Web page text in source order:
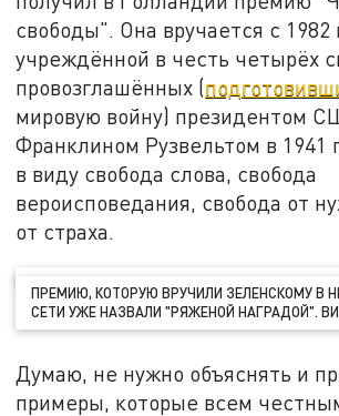
свободы". Она вручается с 1982
учреждённой в честь четырёх
провозглашённых (
мировую войну) президентом
Франклином Рузвельтом в 1941
в виду свобода слова, свобода
вероисповедания, свобода от
от страха.
ПРЕМИЮ, КОТОРУЮ ВРУЧИЛИ ЗЕЛЕНСКОМУ В
СЕТИ УЖЕ НАЗВАЛИ "РЯЖЕНОЙ НАГРАДОЙ".
Думаю, не нужно объяснять и
примеры, которые всем